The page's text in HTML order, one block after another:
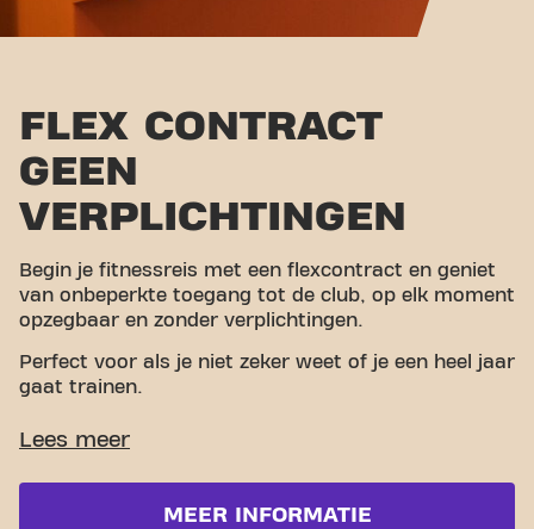
FLEX CONTRACT
GEEN
VERPLICHTINGEN
Begin je fitnessreis met een flexcontract en geniet
van onbeperkte toegang tot de club, op elk moment
opzegbaar en zonder verplichtingen.
Perfect voor als je niet zeker weet of je een heel jaar
gaat trainen.
MEER INFORMATIE